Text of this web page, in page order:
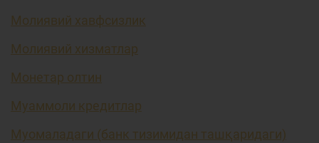
Молиявий хавфсизлик
Молиявий хизматлар
Монетар олтин
Муаммоли кредитлар
Муомаладаги (банк тизимидан ташқаридаги)